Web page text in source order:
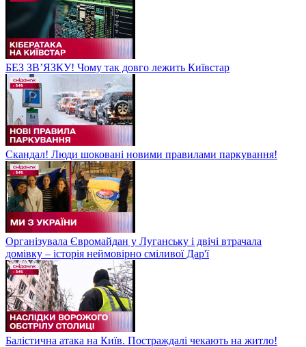
БЕЗ ЗВʼЯЗКУ! Чому так довго лежить Київстар
Скандал! Люди шоковані новими правилами паркування!
Організувала Євромайдан у Луганську і двічі втрачала
домівку – історія неймовірно сміливої Дар'ї
Балістична атака на Київ. Постраждалі чекають на житло!